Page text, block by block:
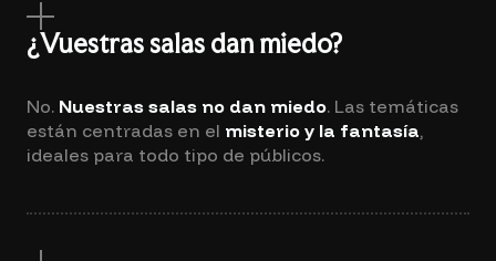
¿Vuestras salas dan miedo?
No. Nuestras salas no dan miedo. Las temáticas
están centradas en el misterio y la fantasía,
ideales para todo tipo de públicos.